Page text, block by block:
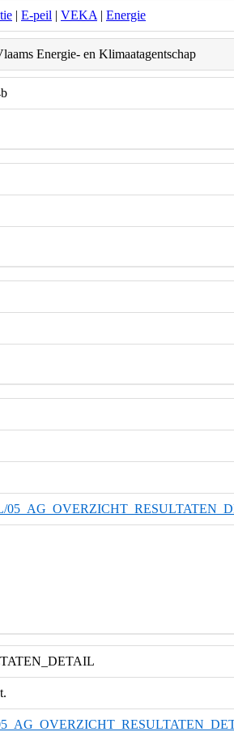
| E-peil | VEKA | Energie
Energie- en Klimaatagentschap